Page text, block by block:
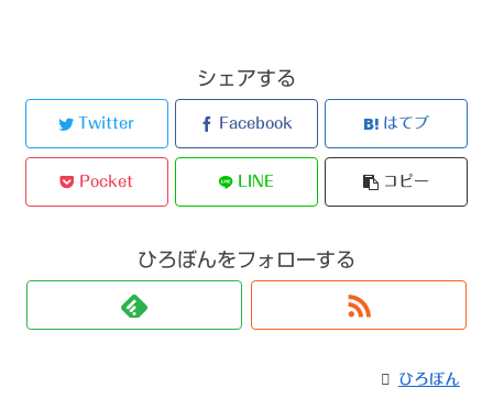
シェアする
Twitter Facebook はてブ
Pocket LINE コピー
ひろぼんをフォローする
ひろぼん